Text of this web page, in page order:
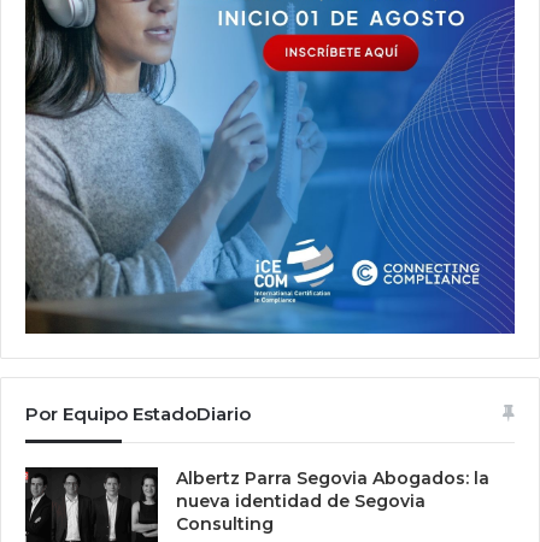
Por Equipo EstadoDiario
Albertz Parra Segovia Abogados: la
nueva identidad de Segovia
Consulting